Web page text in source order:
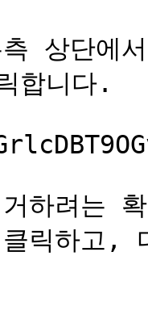
상단에
합니다.
려는 확
릭하고,